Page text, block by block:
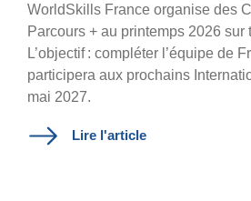
WorldSkills France organise des
Parcours + au printemps 2026 sur
L’objectif : compléter l’équipe de
participera aux prochains
mai 2027.
Lire l'article